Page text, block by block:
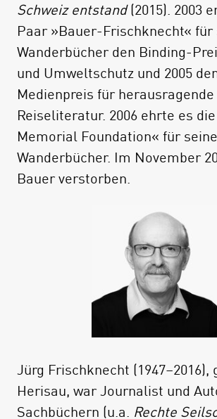
Schweiz entstand(2015). 2003
Paar »Bauer-Frischknecht« für
Wanderbücher den Binding-
und Umweltschutz und 2005
Medienpreis für herausragende
Reiseliteratur. 2006 ehrte es
Memorial Foundation« für seine
Wanderbücher. Im November
Bauer verstorben.
Jürg Frischknecht (1947–2016),
Herisau, war Journalist und
Sachbüchern (u.a. Rechte